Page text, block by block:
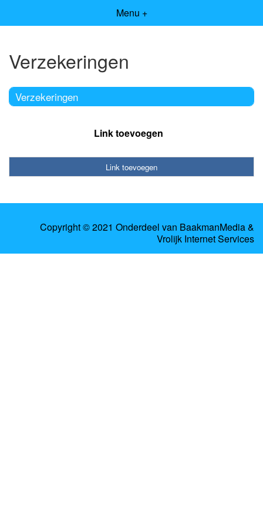
Menu +
Verzekeringen
Verzekeringen
Link toevoegen
Link toevoegen
Copyright © 2021 Onderdeel van BaakmanMedia&
Vrolijk Internet Services